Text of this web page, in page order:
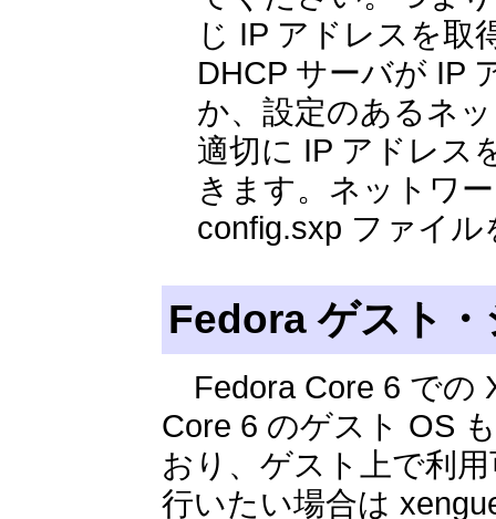
じ IP アドレスを取
DHCP サーバが IP
か、設定のあるネ
適切に IP アドレス
きます。ネットワ
config.sxp ファイ
Fedora ゲスト
Fedora Core 6 での
Core 6 のゲスト OS
おり、ゲスト上で利
行いたい場合は